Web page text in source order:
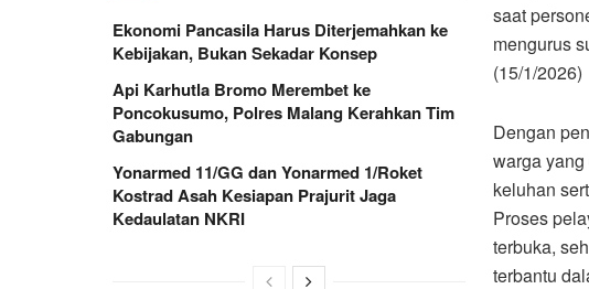
Ekonomi Pancasila Harus Diterjemahkan ke
Kebijakan, Bukan Sekadar Konsep
Api Karhutla Bromo Merembet ke
Poncokusumo, Polres Malang Kerahkan Tim
Gabungan
Yonarmed 11/GG dan Yonarmed 1/Roket
Kostrad Asah Kesiapan Prajurit Jaga
Kedaulatan NKRI
saat
mengurus
(15/1/2026)
Dengan
warga
keluhan
Proses
terbuka,
terbantu